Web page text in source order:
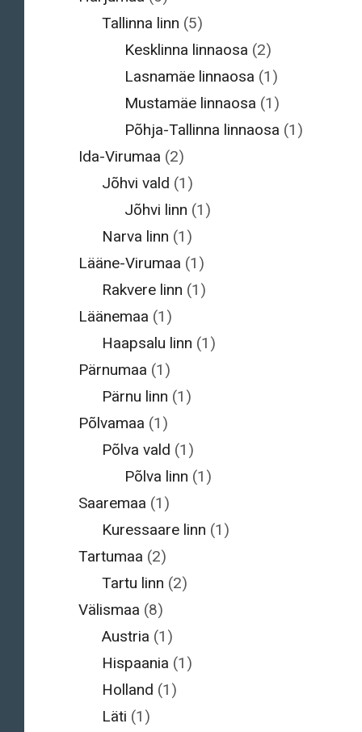
Tallinna linn (5)
Kesklinna linnaosa (2)
Lasnamäe linnaosa (1)
Mustamäe linnaosa (1)
Põhja-Tallinna linnaosa (1)
Ida-Virumaa (2)
Jõhvi vald (1)
Jõhvi linn (1)
Narva linn (1)
Lääne-Virumaa (1)
Rakvere linn (1)
Läänemaa (1)
Haapsalu linn (1)
Pärnumaa (1)
Pärnu linn (1)
Põlvamaa (1)
Põlva vald (1)
Põlva linn (1)
Saaremaa (1)
Kuressaare linn (1)
Tartumaa (2)
Tartu linn (2)
Välismaa (8)
Austria (1)
Hispaania (1)
Holland (1)
Läti (1)